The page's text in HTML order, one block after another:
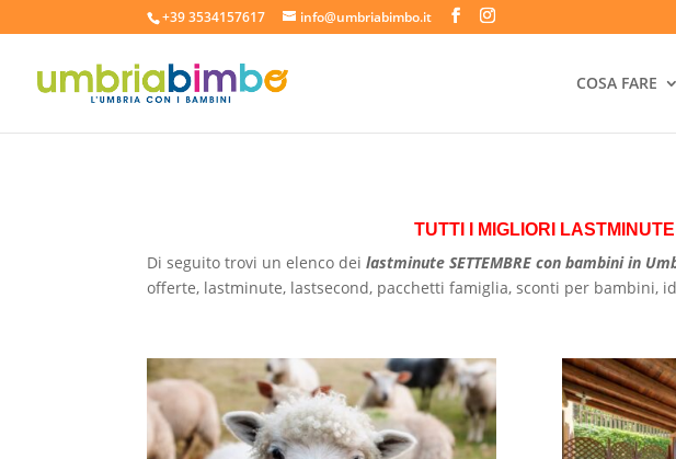
+39 3534157617 info@umbriabimbo.it
COSA FARE
TUTTI I MIGLIORI
Di seguito trovi un elenco deilastminute SETTEMBRE con bambini in
offerte, lastminute, lastsecond, pacchetti famiglia, sconti per bambini,